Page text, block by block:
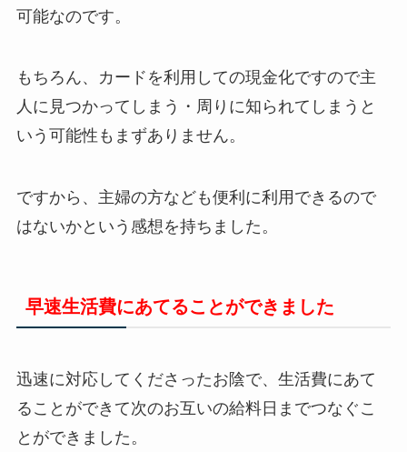
可能なのです。
もちろん、カードを利用しての現金化ですので主
人に見つかってしまう・周りに知られてしまうと
いう可能性もまずありません。
ですから、主婦の方なども便利に利用できるので
はないかという感想を持ちました。
早速生活費にあてることができました
迅速に対応してくださったお陰で、生活費にあて
ることができて次のお互いの給料日までつなぐこ
とができました。